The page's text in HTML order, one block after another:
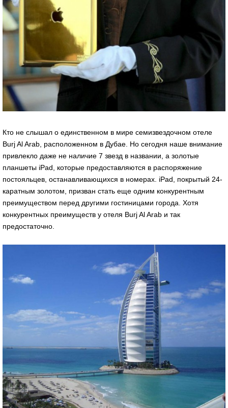
Кто не слышал о единственном в мире семизвездочном отеле
Burj Al Arab, расположенном в Дубае. Но сегодня наше внимание
привлекло даже не наличие 7 звезд в названии, а золотые
планшеты iPad, которые предоставляются в распоряжение
постояльцев, останавливающихся в номерах. iPad, покрытый 24-
каратным золотом, призван стать еще одним конкурентным
преимуществом перед другими гостиницами города. Хотя
конкурентных преимуществ у отеля Burj Al Arab и так
предостаточно.